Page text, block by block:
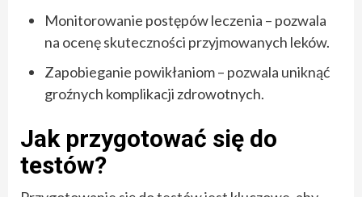
Monitorowanie postępów leczenia – pozwala
na ocenę skuteczności przyjmowanych leków.
Zapobieganie powikłaniom – pozwala uniknąć
groźnych komplikacji zdrowotnych.
Jak przygotować się do
testów?